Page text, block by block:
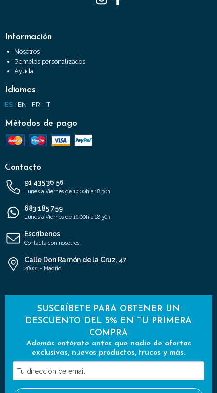
Información
Nosotros
Gemelos personalizados
Ayuda
Idiomas
ES EN FR IT
Métodos de pago
Contacto
91 435 36 56
Lunes a Viernes de 10:00h a 18:30h
683 185 759
Lunes a Viernes de 10:00h a 18:30h
Escríbenos
Contacta con nosotros
Calle Don Ramón de la Cruz, 47
28001 - Madrid
SUSCRÍBETE PARA OBTENER UN
DESCUENTO DEL 5% EN TU PRIMERA
COMPRA
Además entérate antes que nadie de ofertas
exclusivas, nuevos productos, trucos y más.
Tu
dirección
de